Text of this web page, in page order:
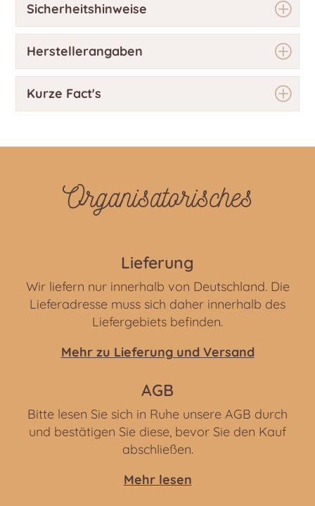
Sicherheitshinweise
Herstellerangaben
Kurze Fact's
Organisatorisches
Lieferung
Wir liefern nur innerhalb von Deutschland. Die
Lieferadresse muss sich daher innerhalb des
Liefergebiets befinden.
Mehr zu Lieferung und Versand
AGB
Bitte lesen Sie sich in Ruhe unsere AGB durch
und bestätigen Sie diese, bevor Sie den Kauf
abschließen.
Mehr lesen